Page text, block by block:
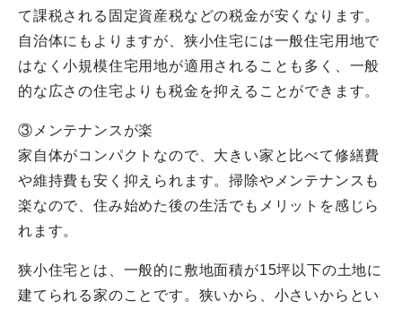
て課税される固定資産税などの税金が安くなります。
自治体にもよりますが、狭小住宅には一般住宅用地で
はなく小規模住宅用地が適用されることも多く、一般
的な広さの住宅よりも税金を抑えることができます。
③メンテナンスが楽
家自体がコンパクトなので、大きい家と比べて修繕費
や維持費も安く抑えられます。掃除やメンテナンスも
楽なので、住み始めた後の生活でもメリットを感じら
れます。
狭小住宅とは、一般的に敷地面積が15坪以下の土地に
建てられる家のことです。狭いから、小さいからとい